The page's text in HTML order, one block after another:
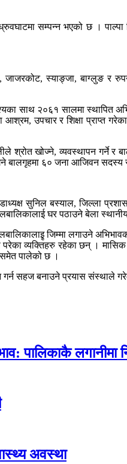
सम्पन्न भएको छ ।
जाजरकोट, स्याङ्जा, बाग्लुङ
साथ २०६१ सालमा
उपचार र शिक्षा प्राप्त
श्रोत खोज्ने, व्यवस्थापन गर्ने र
भने बालगृहमा ६० जना आजिवन
सुनिल बस्याल, जिल्ला
घर पठाउने बेला
जिम्मा लगाउने
व्यक्तिहरु रहेका छन् ।
पालेको छ ।
गर्न सहज बनाउने प्रयास संस्थाले
पालिकाकै लगानीमा
अवस्था